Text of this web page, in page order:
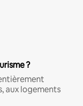
?
aux logements